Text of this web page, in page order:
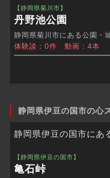
【静岡県菊川市】
丹野池公園
静岡県菊川市にある公園・
体験談：0件 動画：4本
静岡県伊豆の国市の心
静岡県伊豆の国市にあ
【静岡県伊豆の国市】
亀石峠